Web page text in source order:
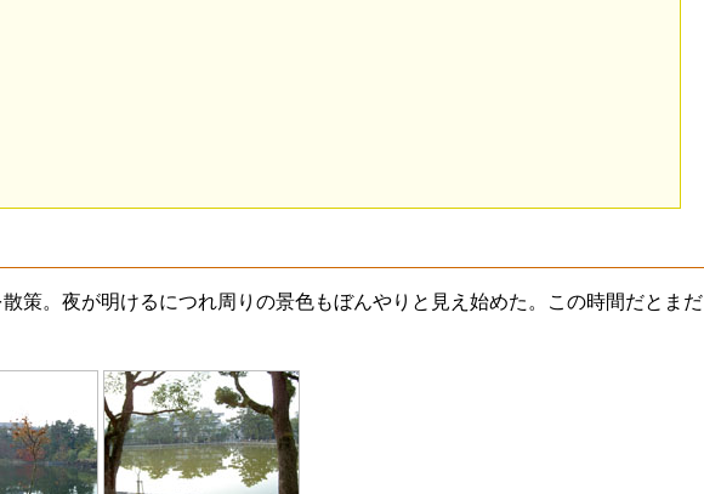
策。夜が明けるにつれ周りの景色もぼんやりと見え始めた。この時間だとまだ